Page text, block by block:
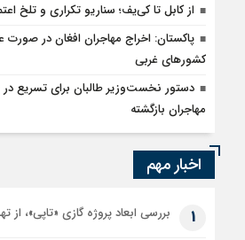
از کابل تا کی‌یف؛ سناریو تکراری و تلخ
پاکستان: اخراج مهاجران افغان در صورت
کشورهای غربی
دستور نخست‌وزیر طالبان برای تسریع در
مهاجران بازگشته
اخبار مهم
1 بررسی ابعاد پروژه گازی «تاپی»، از